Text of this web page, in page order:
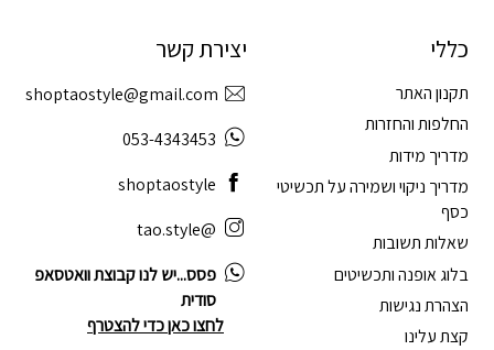
כללי
תקנון האתר
החלפות והחזרות
מדריך מידות
מדריך ניקוי ושמירה על תכשיטי
כסף
שאלות תשובות
בלוג אופנה ותכשיטים
הצהרת נגישות
קצת עלינו
יצירת קשר
shoptaostyle@gmail.com
053-4343453
shoptaostyle
@tao.style
פסס...יש לנו קבוצת וואטסאפ
סודית
לחצו כאן כדי להצטרף